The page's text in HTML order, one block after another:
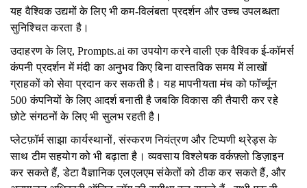
यह वैश्विक उद्यमों के लिए भी कम-विलंबता प्रदर्शन और उच्च उपलब्धता
सुनिश्चित करता है।
उदाहरण के लिए, Prompts.ai का उपयोग करने वाली एक वैश्विक ई-कॉमर्स
कंपनी प्रदर्शन में मंदी का अनुभव किए बिना वास्तविक समय में लाखों
ग्राहकों को सेवा प्रदान कर सकती है। यह मापनीयता मंच को फॉर्च्यून
500 कंपनियों के लिए आदर्श बनाती है जबकि विकास की तैयारी कर रहे
छोटे संगठनों के लिए भी सुलभ रहती है।
प्लेटफ़ॉर्म साझा कार्यस्थानों, संस्करण नियंत्रण और टिप्पणी थ्रेड्स के
साथ टीम सहयोग को भी बढ़ाता है। व्यवसाय विश्लेषक वर्कफ़्लो डिज़ाइन
कर सकते हैं, डेटा वैज्ञानिक एलएलएम संकेतों को ठीक कर सकते हैं, और